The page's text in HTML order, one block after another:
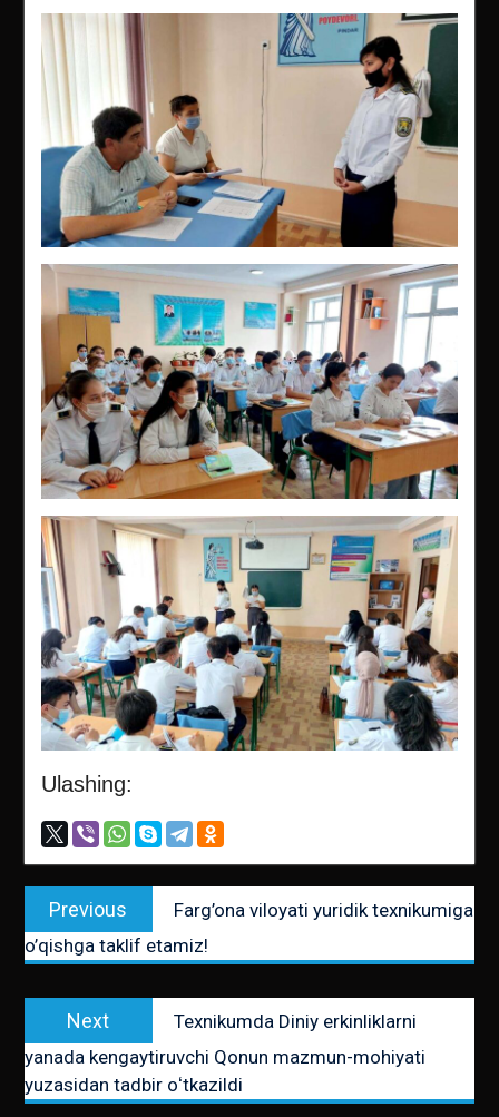
Ulashing:
Post
menyusi
Previous
post:
Farg’ona viloyati yuridik texnikumiga
o’qishga taklif etamiz!
Next
post:
Texnikumda Diniy erkinliklarni
yanada kengaytiruvchi Qonun mazmun-mohiyati
yuzasidan tadbir oʻtkazildi